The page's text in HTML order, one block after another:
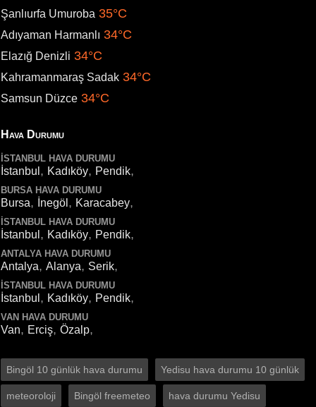
Şanlıurfa Umuroba 35°C
Adıyaman Harmanlı 34°C
Elazığ Denizli 34°C
Kahramanmaraş Sadak 34°C
Samsun Düzce 34°C
Hava Durumu
İSTANBUL HAVA DURUMU
İstanbul , Kadıköy, Pendik,
BURSA HAVA DURUMU
Bursa, İnegöl , Karacabey,
İSTANBUL HAVA DURUMU
İstanbul , Kadıköy, Pendik,
ANTALYA HAVA DURUMU
Antalya, Alanya, Serik,
İSTANBUL HAVA DURUMU
İstanbul , Kadıköy, Pendik,
VAN HAVA DURUMU
Van, Erciş, Özalp,
Bingöl 10 günlük hava durumu Yedisu hava durumu 10 günlük
meteoroloji Bingöl freemeteo hava durumu Yedisu